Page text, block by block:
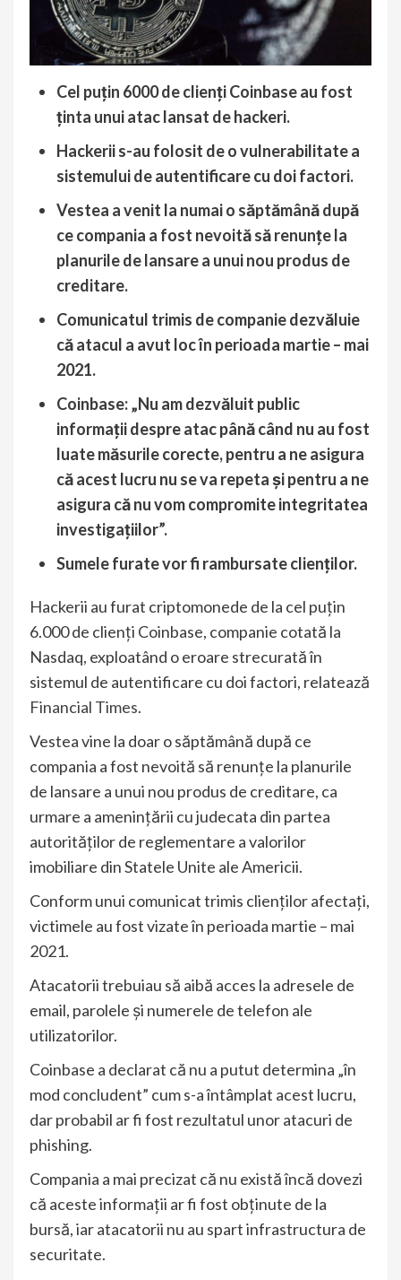
Cel puțin 6000 de clienți Coinbase au fost
ținta unui atac lansat de hackeri.
Hackerii s-au folosit de o vulnerabilitate a
sistemului de autentificare cu doi factori.
Vestea a venit la numai o săptămână după
ce compania a fost nevoită să renunțe la
planurile de lansare a unui nou produs de
creditare.
Comunicatul trimis de companie dezvăluie
că atacul a avut loc în perioada martie – mai
2021.
Coinbase: „Nu am dezvăluit public
informații despre atac până când nu au fost
luate măsurile corecte, pentru a ne asigura
că acest lucru nu se va repeta și pentru a ne
asigura că nu vom compromite integritatea
investigațiilor”.
Sumele furate vor fi rambursate clienților.
Hackerii au furat criptomonede de la cel puțin
6.000 de clienți Coinbase, companie cotată la
Nasdaq, exploatând o eroare strecurată în
sistemul de autentificare cu doi factori, relatează
Financial Times.
Vestea vine la doar o săptămână după ce
compania a fost nevoită să renunțe la planurile
de lansare a unui nou produs de creditare, ca
urmare a amenințării cu judecata din partea
autorităților de reglementare a valorilor
imobiliare din Statele Unite ale Americii.
Conform unui comunicat trimis clienților afectați,
victimele au fost vizate în perioada martie – mai
2021.
Atacatorii trebuiau să aibă acces la adresele de
email, parolele și numerele de telefon ale
utilizatorilor.
Coinbase a declarat că nu a putut determina „în
mod concludent” cum s-a întâmplat acest lucru,
dar probabil ar fi fost rezultatul unor atacuri de
phishing.
Compania a mai precizat că nu există încă dovezi
că aceste informații ar fi fost obținute de la
bursă, iar atacatorii nu au spart infrastructura de
securitate.